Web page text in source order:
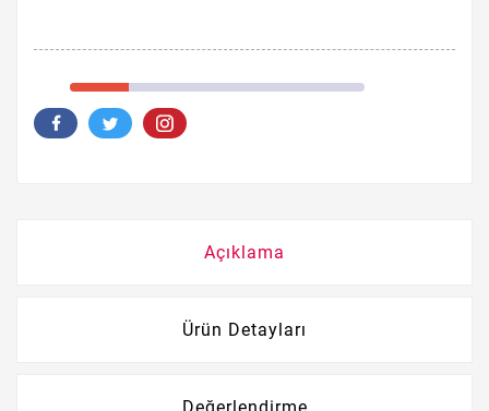
Açıklama
Ürün Detayları